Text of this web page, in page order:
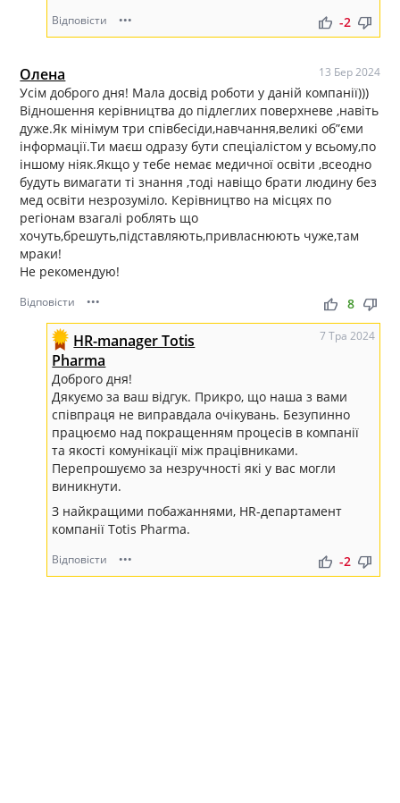
Відповісти ••• thumb_up thumb_down
-2
Олена 13 Бер 2024
Усім доброго дня! Мала досвід роботи у даній компанії)))
Відношення керівництва до підлеглих поверхневе ,навіть
дуже.Як мінімум три співбесіди,навчання,великі об”єми
інформації.Ти маєш одразу бути спеціалістом у всьому,по
іншому ніяк.Якщо у тебе немає медичної освіти ,всеодно
будуть вимагати ті знання ,тоді навіщо брати людину без
мед освіти незрозуміло. Керівництво на місцях по
регіонам взагалі роблять що
хочуть,брешуть,підставляють,привласнюють чуже,там
мраки!
Не рекомендую!
Відповісти ••• thumb_up thumb_down
8
HR-manager Totis
Pharma
7 Тра 2024
Доброго дня!
Дякуємо за ваш відгук. Прикро, що наша з вами
співпраця не виправдала очікувань. Безупинно
працюємо над покращенням процесів в компанії
та якості комунікації між працівниками.
Перепрошуємо за незручності які у вас могли
виникнути.
З найкращими побажаннями, HR-департамент
компанії Totis Pharma.
Відповісти ••• thumb_up thumb_down
-2